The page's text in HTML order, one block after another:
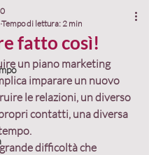
fatto così!
Tempo di lettura: 2 min
un piano marketing
imparare un nuovo
le relazioni, un diverso
contatti, una diversa
.
difficoltà che